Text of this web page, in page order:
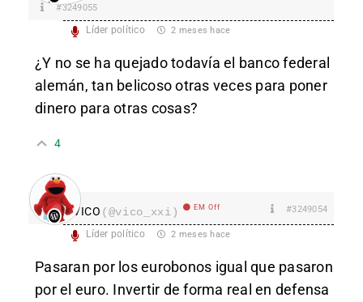
#3249055
Líder político 2 meses hace
¿Y no se ha quejado todavía el banco federal
alemán, tan belicoso otras veces para poner
dinero para otras cosas?
4
VICO (@vico_xxi) EM Off #3249054
Líder político 2 meses hace
Pasaran por los eurobonos igual que pasaron
por el euro. Invertir de forma real en defensa